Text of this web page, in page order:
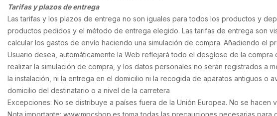
Tarifas y plazos de entrega
Las tarifas y los plazos de entrega no son iguales para todos los productos y
productos pedidos y el método de entrega elegido. Las tarifas de entrega son
calcular los gastos de envío haciendo una simulación de compra. Añadiendo
Usuario desea, automáticamente la Web reflejará todo el desglose de la
realizar la simulación de compra, y los datos personales no serán registrados
la instalación, ni la entrega en el domicilio ni la recogida de aparatos antiguos
domicilio del destinatario o a nivel de la carretera
Excepciones: No se distribuye a países fuera de la Unión Europea. No se hacen